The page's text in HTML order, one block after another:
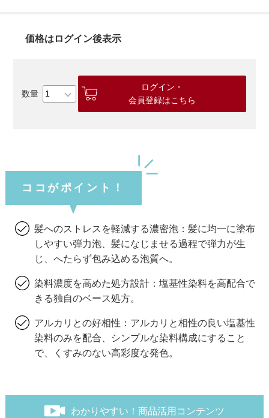
価格はログイン後表示
ログイン・
会員登録はこちら
ココがポイント！
髪へのストレスを軽減する濃密泡：髪に均一に塗布
しやすい弾力泡、髪になじませる過程で弾力が生
じ、へたらず包み込める泡質へ。
染料濃度を高めた処方設計：塩基性染料を高配合で
きる独自のベース処方。
アルカリとの好相性：アルカリと相性の良い塩基性
染料のみを配合、シンプルな染料構成にすること
で、くすみのない高彩度な発色。
わかりやすい！商品活用コンテンツ